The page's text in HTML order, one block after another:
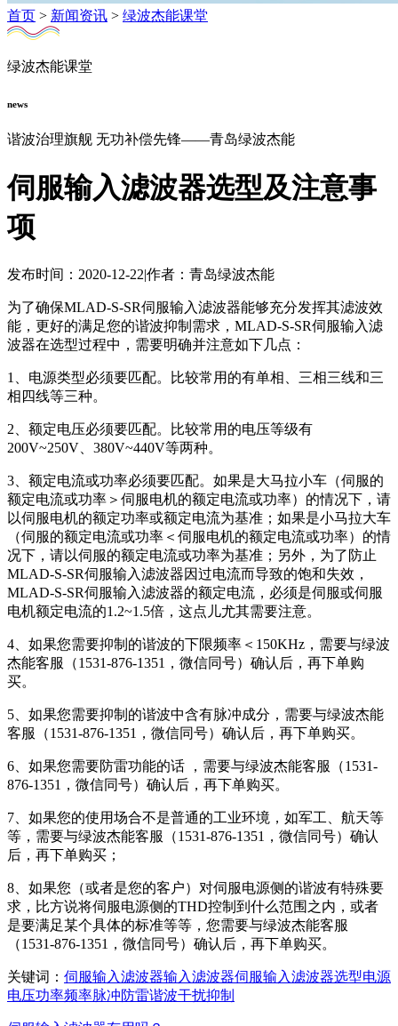
首页 > 新闻资讯 > 绿波杰能课堂
绿波杰能课堂
news
谐波治理旗舰 无功补偿先锋——青岛绿波杰能
伺服输入滤波器选型及注意事
项
发布时间：2020-12-22|作者：青岛绿波杰能
为了确保MLAD-S-SR伺服输入滤波器能够充分发挥其滤波效
能，更好的满足您的谐波抑制需求，MLAD-S-SR伺服输入滤
波器在选型过程中，需要明确并注意如下几点：
1、电源类型必须要匹配。比较常用的有单相、三相三线和三
相四线等三种。
2、额定电压必须要匹配。比较常用的电压等级有
200V~250V、380V~440V等两种。
3、额定电流或功率必须要匹配。如果是大马拉小车（伺服的
额定电流或功率＞伺服电机的额定电流或功率）的情况下，请
以伺服电机的额定功率或额定电流为基准；如果是小马拉大车
（伺服的额定电流或功率＜伺服电机的额定电流或功率）的情
况下，请以伺服的额定电流或功率为基准；另外，为了防止
MLAD-S-SR伺服输入滤波器因过电流而导致的饱和失效，
MLAD-S-SR伺服输入滤波器的额定电流，必须是伺服或伺服
电机额定电流的1.2~1.5倍，这点儿尤其需要注意。
4、如果您需要抑制的谐波的下限频率＜150KHz，需要与绿波
杰能客服（1531-876-1351，微信同号）确认后，再下单购
买。
5、如果您需要抑制的谐波中含有脉冲成分，需要与绿波杰能
客服（1531-876-1351，微信同号）确认后，再下单购买。
6、如果您需要防雷功能的话 ，需要与绿波杰能客服（1531-
876-1351，微信同号）确认后，再下单购买。
7、如果您的使用场合不是普通的工业环境，如军工、航天等
等，需要与绿波杰能客服（1531-876-1351，微信同号）确认
后，再下单购买；
8、如果您（或者是您的客户）对伺服电源侧的谐波有特殊要
求，比方说将伺服电源侧的THD控制到什么范围之内，或者
是要满足某个具体的标准等等，您需要与绿波杰能客服
（1531-876-1351，微信同号）确认后，再下单购买。
关键词： 伺服输入滤波器输入滤波器伺服输入滤波器选型电源
电压功率频率脉冲防雷谐波干扰抑制